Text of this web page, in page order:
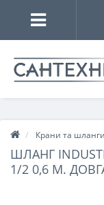
Крани та шланги
ШЛАНГ
1/2 0,6 М.